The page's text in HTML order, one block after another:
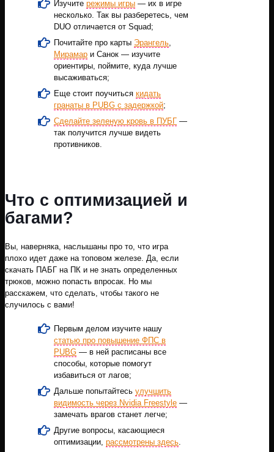
Изучите режимы игры — их в игре
несколько. Так вы разберетесь, чем
DUO отличается от Squad;
Почитайте про карты Эрангель,
Мирамар и Санок — изучите
ориентиры, поймите, куда лучше
высаживаться;
Еще стоит поучиться кидать
гранаты в PUBG с задержкой;
Сделайте зеленую кровь в ПУБГ —
так получится лучше видеть
противников.
Что с оптимизацией и
багами?
Вы, наверняка, наслышаны про то, что игра
плохо идет даже на топовом железе. Да, если
скачать ПАБГ на ПК и не знать определенных
трюков, можно попасть впросак. Но мы
расскажем, что сделать, чтобы такого не
случилось с вами!
Первым делом изучите нашу
статью про повышение ФПС в
PUBG — в ней расписаны все
способы, которые помогут
избавиться от лагов;
Дальше попытайтесь улучшить
видимость через Nvidia Freestyle —
замечать врагов станет легче;
Другие вопросы, касающиеся
оптимизации, рассмотрены здесь.